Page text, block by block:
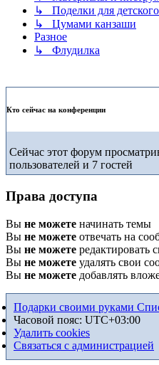
↳ Поделки для детского
↳ Цумами канзаши
Разное
↳ Флудилка
Кто сейчас на конференции
Сейчас этот форум
пользователей и 7 гостей
Права доступа
Вы не можете начинать темы
Вы не можете отвечать на
Вы не можете редактировать
Вы не можете удалять свои
Вы не можете добавлять
Подарки своими руками
Часовой пояс: UTC+03:00
Удалить cookies
Связаться с администрацией